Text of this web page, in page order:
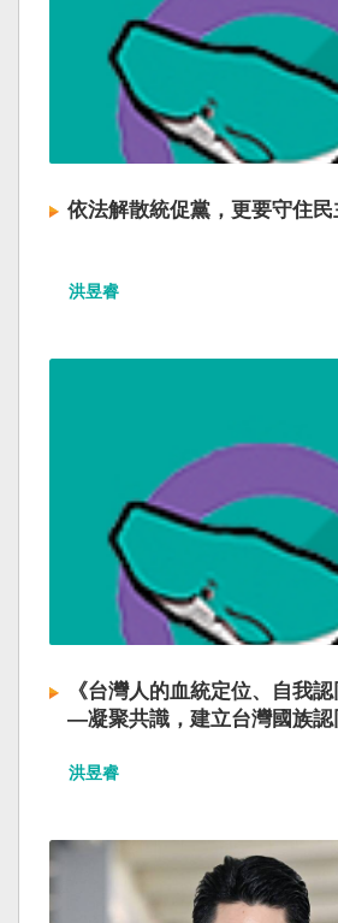
依法解散統促黨，更要守住
洪昱睿
《台灣人的血統定位、自我認
—凝聚共識，建立台灣國族認
洪昱睿